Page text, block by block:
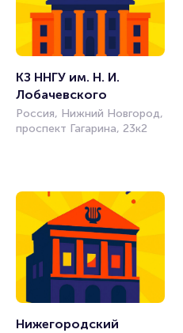
КЗ ННГУ им. Н. И.
Лобачевского
Россия, Нижний Новгород,
проспект Гагарина, 23к2
Нижегородский